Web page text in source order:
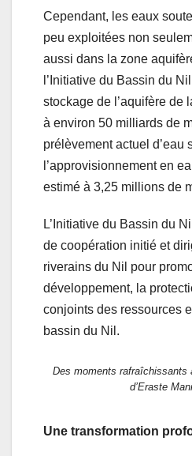
Cependant, les eaux
peu exploitées non
aussi dans la zone
l’Initiative du Bassin du
stockage de l’aquifère de
à environ 50 milliards de
prélèvement actuel d’eau
l’approvisionnement en
estimé à 3,25 millions de
L’Initiative du Bassin du
de coopération initié et
riverains du Nil pour
développement, la
conjoints des ressources
bassin du Nil.
Des moments rafraîchissants
d’Eraste
Une transformation